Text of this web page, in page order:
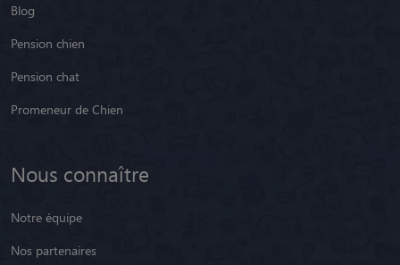
Blog
Pension chien
Pension chat
Promeneur de Chien
Nous connaître
Notre équipe
Nos partenaires